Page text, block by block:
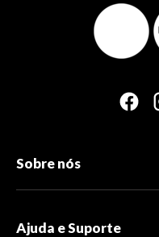
Sobre nós
Ajuda e Suporte